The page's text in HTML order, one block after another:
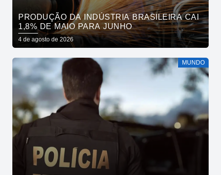
PRODUÇÃO DA INDÚSTRIA BRASILEIRA CAI
1,8% DE MAIO PARA JUNHO
4 de agosto de 2026
MUNDO